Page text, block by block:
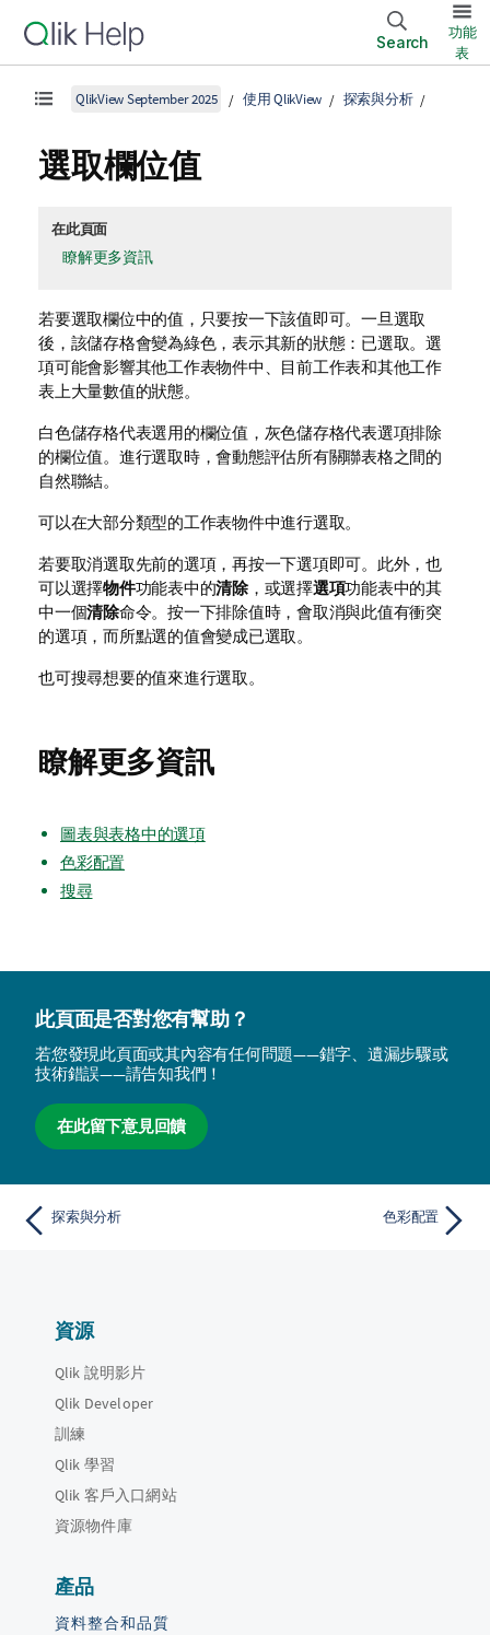
Search
功能
表
QlikView September 2025 使用 QlikView 探索與分析
選取欄位值
在此頁面
瞭解更多資訊
若要選取欄位中的值，只要按一下該值即可。一旦選取
後，該儲存格會變為綠色，表示其新的狀態：已選取。選
項可能會影響其他工作表物件中、目前工作表和其他工作
表上大量數值的狀態。
白色儲存格代表選用的欄位值，灰色儲存格代表選項排除
的欄位值。進行選取時，會動態評估所有關聯表格之間的
自然聯結。
可以在大部分類型的工作表物件中進行選取。
若要取消選取先前的選項，再按一下選項即可。此外，也
可以選擇物件功能表中的清除，或選擇選項功能表中的其
中一個清除命令。按一下排除值時，會取消與此值有衝突
的選項，而所點選的值會變成已選取。
也可搜尋想要的值來進行選取。
瞭解更多資訊
圖表與表格中的選項
色彩配置
搜尋
此頁面是否對您有幫助？
若您發現此頁面或其內容有任何問題——錯字、遺漏步驟或
技術錯誤——請告知我們！
在此留下意見回饋
探索與分析 色彩配置
資源
Qlik 說明影片
Qlik Developer
訓練
Qlik 學習
Qlik 客戶入口網站
資源物件庫
產品
資料整合和品質